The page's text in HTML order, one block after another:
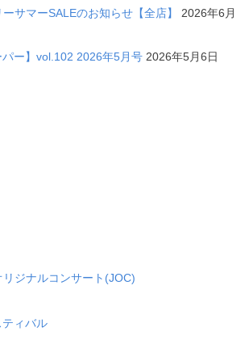
ーサマーSALEのお知らせ【全店】
2026年6月
パー】vol.102 2026年5月号 2026年5月6日
ジナルコンサート(JOC)
ィバル